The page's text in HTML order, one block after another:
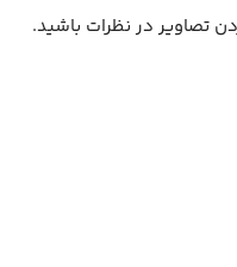
تصاویر در نظرات باشید.